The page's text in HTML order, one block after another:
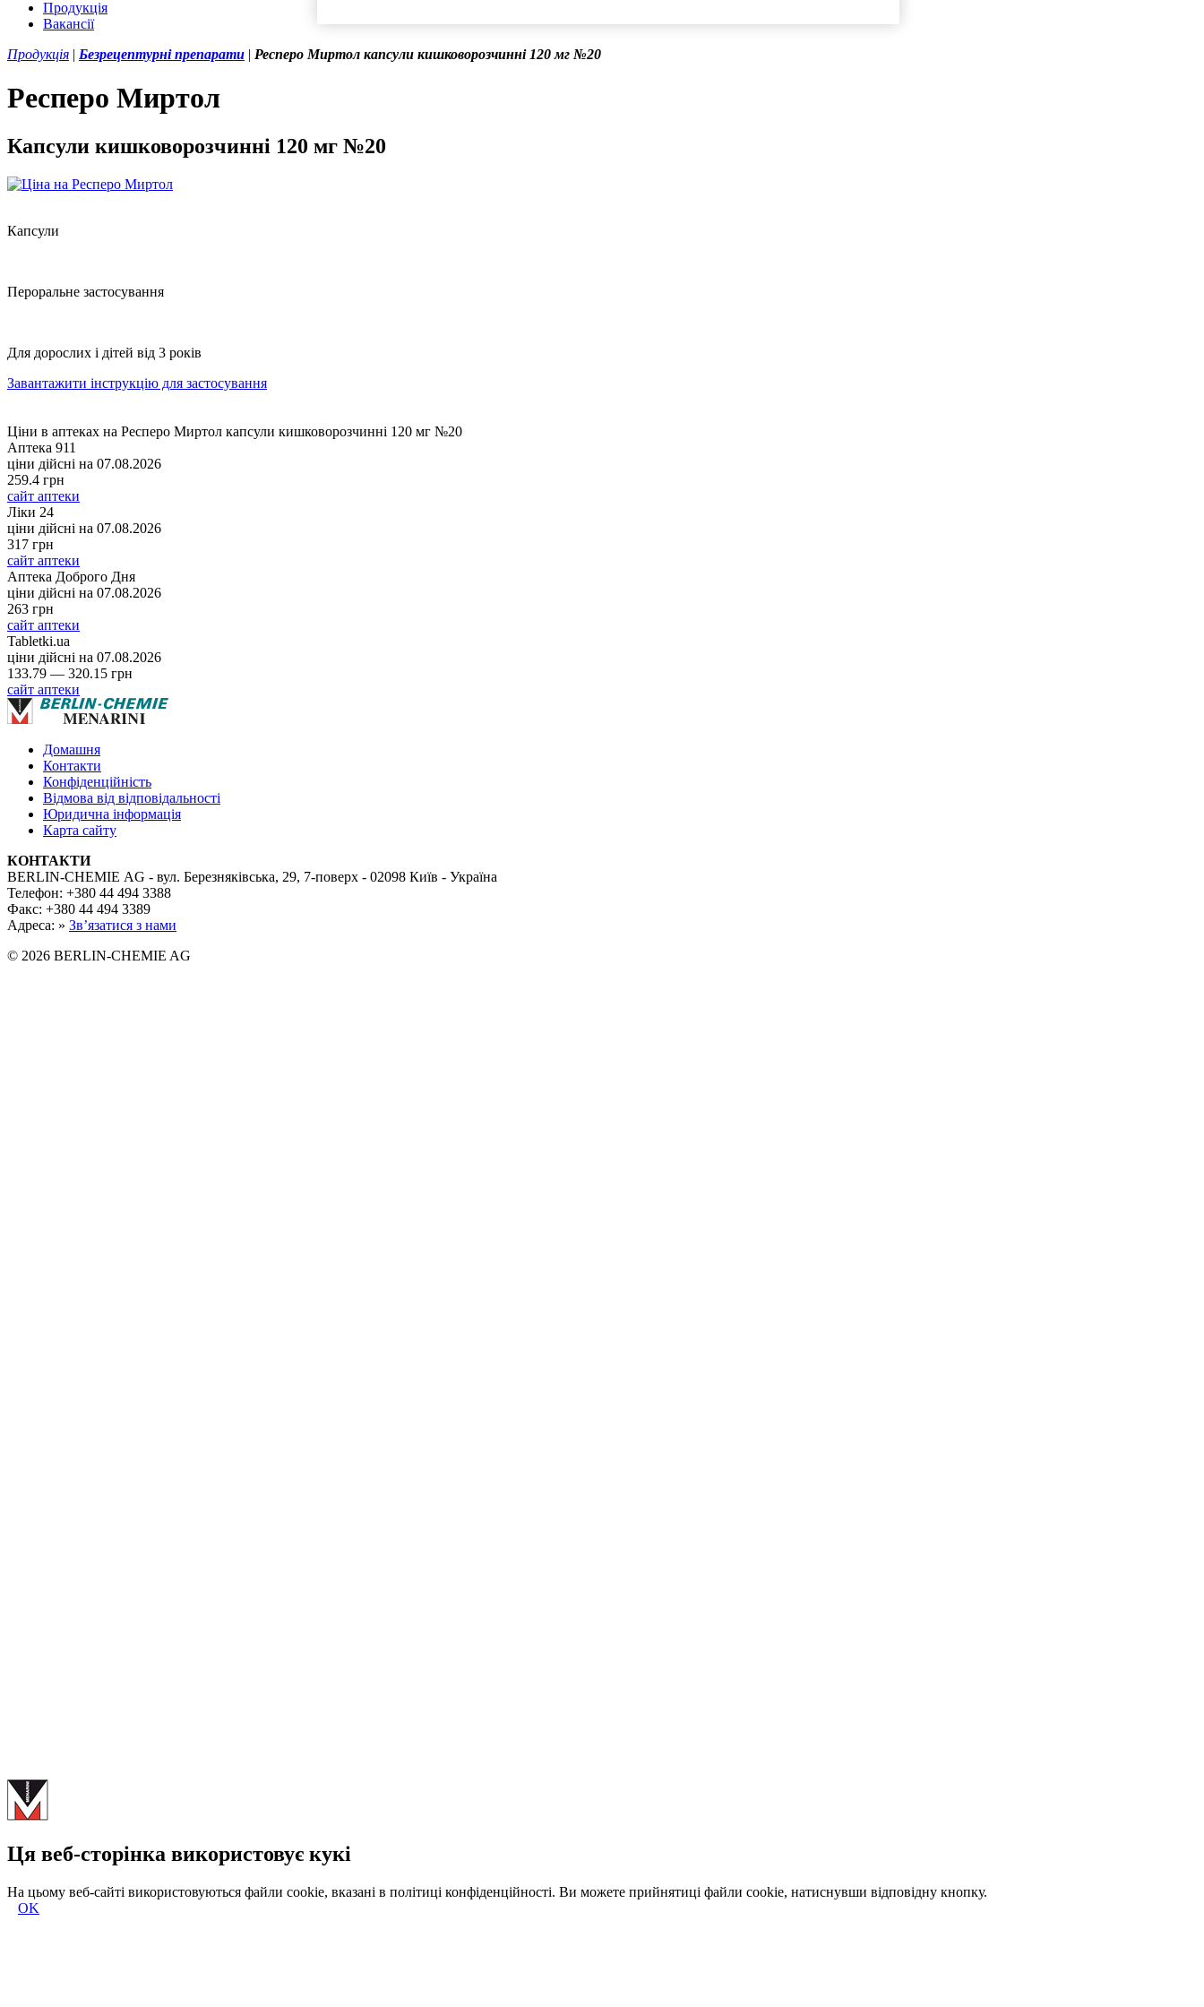
Продукція
Вакансії
Продукція | Безрецептурні препарати | Респеро Миртол капсули кишковорозчинні 120 мг №20
Респеро Миртол
Капсули кишковорозчинні 120 мг №20
Капсули
Пероральне застосування
Для дорослих і дітей від 3 років
Завантажити інструкцію для застосування
Ціни в аптеках на Респеро Миртол капсули кишковорозчинні 120 мг №20
Аптека 911
ціни дійсні на 07.08.2026
259.4 грн
сайт аптеки
Ліки 24
ціни дійсні на 07.08.2026
317 грн
сайт аптеки
Аптека Доброго Дня
ціни дійсні на 07.08.2026
263 грн
сайт аптеки
Tabletki.ua
ціни дійсні на 07.08.2026
133.79 — 320.15 грн
сайт аптеки
Домашня
Контакти
Конфіденційність
Відмова від відповідальності
Юридична інформація
Карта сайту
КОНТАКТИ
BERLIN-CHEMIE AG - вул. Березняківська, 29, 7-поверх - 02098 Київ - Україна
Телефон: +380 44 494 3388
Факс: +380 44 494 3389
Адреса: » Зв’язатися з нами
© 2026 BERLIN-CHEMIE AG
Ця веб-сторінка використовує кукі
На цьому веб-сайті використовуються файли cookie, вказані в політиці конфіденційності. Ви можете прийнятиці файли cookie, натиснувши відповідну кнопку.
OK